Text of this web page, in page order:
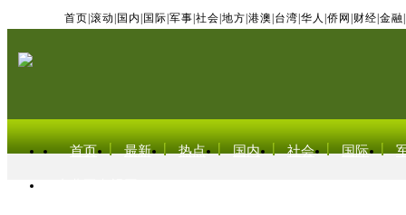
首页 滚动 国内 国际 军事 社会 地方 港澳 台湾 华人 侨网 财经 金融
首页 最新 热点 国内 社会 国际